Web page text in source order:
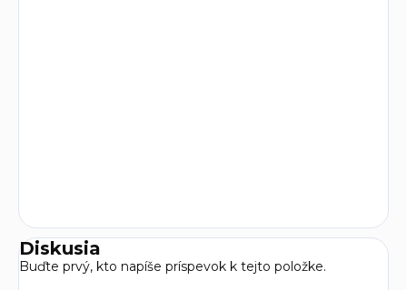
Diskusia
Buďte prvý, kto napíše príspevok k tejto položke.